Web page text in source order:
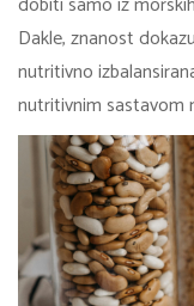
Dakle, znanost
nutritivno
nutritivnim sastavom